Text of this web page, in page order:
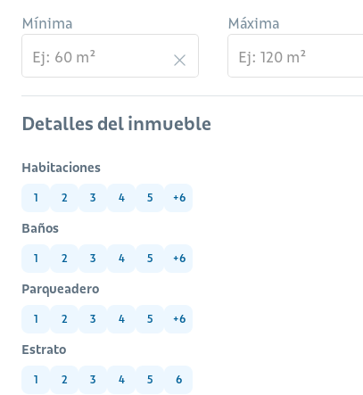
Mínima Máxima
Detalles del inmueble
Habitaciones
1 2 3 4 5 +6
Baños
1 2 3 4 5 +6
Parqueadero
1 2 3 4 5 +6
Estrato
1 2 3 4 5 6